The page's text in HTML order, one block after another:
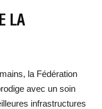
LA
la Fédération
avec un soin
infrastructures